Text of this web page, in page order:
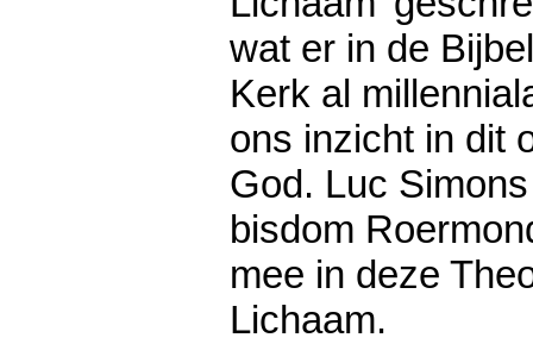
wat er in de
Kerk al
ons inzicht in dit
God. Luc
bisdom
mee in deze
Lichaam.